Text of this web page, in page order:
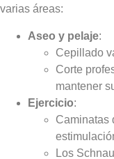
varias áreas:
Aseo y pelaje:
Cepillado
Corte
mantener
Ejercicio:
Caminatas
Los